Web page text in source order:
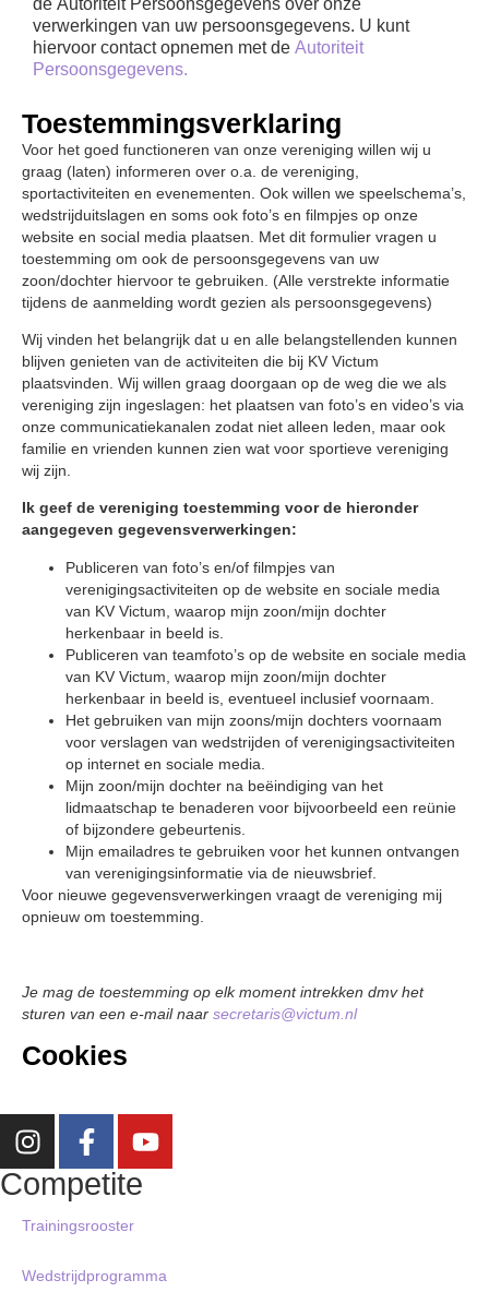
de Autoriteit Persoonsgegevens over onze
verwerkingen van uw persoonsgegevens. U kunt
hiervoor contactopnemen met de Autoriteit
Persoonsgegevens.
Toestemmingsverklaring
Voor het goed functioneren van onze vereniging willen wij u
graag (laten) informeren over o.a. de vereniging,
sportactiviteiten en evenementen. Ook willen we speelschema’s,
wedstrijduitslagen en soms ook foto’s en filmpjes op onze
website en social media plaatsen. Met dit formulier vragen u
toestemming om ook de persoonsgegevens van uw
zoon/dochter hiervoor te gebruiken. (Alle verstrekte informatie
tijdens de aanmelding wordt gezien als persoonsgegevens)
Wij vinden het belangrijk dat u en alle belangstellenden kunnen
blijven genieten van de activiteiten die bij KV Victum
plaatsvinden. Wij willen graag doorgaan op de weg die we als
vereniging zijn ingeslagen: het plaatsen van foto’s en video’s via
onze communicatiekanalen zodat niet alleen leden, maar ook
familie en vrienden kunnen zien wat voor sportieve vereniging
wij zijn.
Ik geef de vereniging toestemming voor de hieronder
aangegeven gegevensverwerkingen:
Publiceren van foto’s en/of filmpjes van
verenigingsactiviteiten op de website en sociale media
van KV Victum, waarop mijn zoon/mijn dochter
herkenbaar in beeld is.
Publiceren van teamfoto’s op de website en sociale media
van KV Victum, waarop mijn zoon/mijn dochter
herkenbaar in beeld is, eventueel inclusief voornaam.
Het gebruiken van mijn zoons/mijn dochters voornaam
voor verslagen van wedstrijden of verenigingsactiviteiten
op internet en sociale media.
Mijn zoon/mijn dochter na beëindiging van het
lidmaatschap te benaderen voor bijvoorbeeld een reünie
of bijzondere gebeurtenis.
Mijn emailadres te gebruiken voor het kunnen ontvangen
van verenigingsinformatie via de nieuwsbrief.
Voor nieuwe gegevensverwerkingen vraagt de vereniging mij
opnieuw om toestemming.
Je mag de toestemming op elk moment intrekken dmv het
sturen van een e-mail naar secretaris@victum.nl
Cookies
Competite
Trainingsrooster
Wedstrijdprogramma